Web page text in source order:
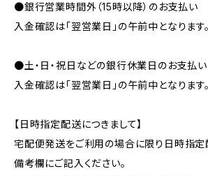
●銀行営業時間外（15時以降）のお支払い
入金確認は「翌営業日」の午前中となります。
●土・日・祝日などの銀行休業日のお支払い
入金確認は「翌営業日」の午前中となります。
【日時指定配送につきまして】
宅配便発送をご利用の場合に限り日時指定
備考欄にご記入ください。